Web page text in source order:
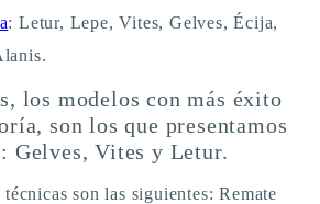
: Letur, Lepe, Vites, Gelves, Écija,
los modelos con más éxito
son los que presentamos
Gelves, Vites y Letur.
son las siguientes: Remate